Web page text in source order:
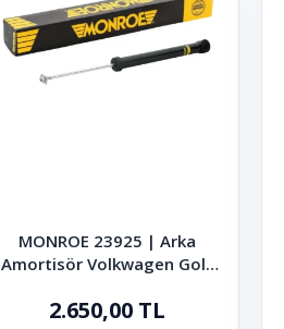
MONROE 23925 | Arka
Amortisör Volkwagen Golf
2.650,00 TL